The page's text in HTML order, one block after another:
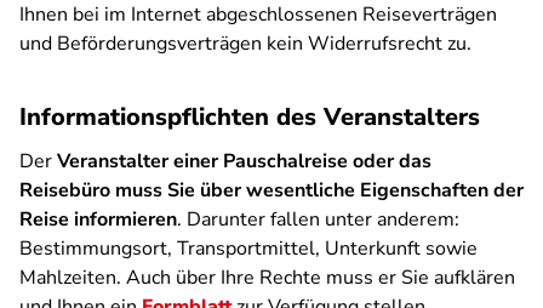
Ihnen bei im Internet abgeschlossenen Reiseverträgen
und Beförderungsverträgen kein Widerrufsrecht zu.
Informationspflichten des Veranstalters
DerVeranstalter einer Pauschalreise oder das
Reisebüro muss Sie über wesentliche Eigenschaften der
Reise informieren. Darunter fallen unter anderem:
Bestimmungsort, Transportmittel, Unterkunft sowie
Mahlzeiten. Auch über Ihre Rechte muss er Sie aufklären